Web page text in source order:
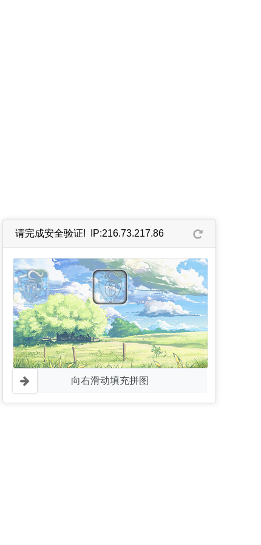
请完成安全验证! IP:216.73.217.86
向右滑动填充拼图